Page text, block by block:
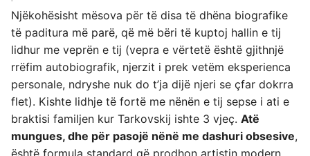
Njëkohësisht mësova për të disa të dhëna biografike
të paditura më parë, që më bëri të kuptoj hallin e tij
lidhur me veprën e tij (vepra e vërtetë është gjithnjë
rrëfim autobiografik, njerzit i prek vetëm eksperienca
personale, ndryshe nuk do t’ja dijë njeri se çfar dokrra
flet). Kishte lidhje të fortë me nënën e tij sepse i ati e
braktisi familjen kur Tarkovskij ishte 3 vjeç. Atë
mungues, dhe për pasojë nënë me dashuri obsesive,
është formula standard që prodhon artistin modern.